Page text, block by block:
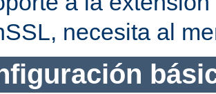
necesita al